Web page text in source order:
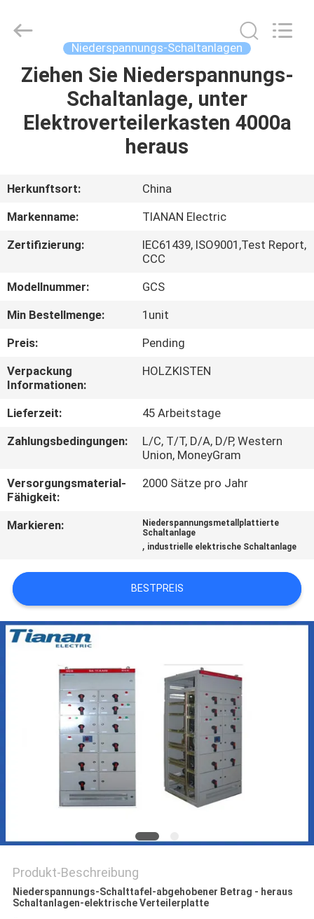
HAUS
PRODUKTE
SHOW
UNS
AUSFLUG
QUALITÄTSKONTROLLE
TRETEN
SIE
UNS
VERBINDUNG
NACHRICHTEN
FORDERN
SIE EIN
ZITAT
SITEMAP
PRIVACY
POLICY
(Group)
Co.,Ltd..
Niederspannungs-Schaltanlagen
Ziehen Sie Niederspannungs-
Schaltanlage, unter
Elektroverteilerkasten 4000a
heraus
Herkunftsort:
China
Markenname:
TIANAN Electric
Zertifizierung:
IEC61439, ISO9001,Test Report,
CCC
Modellnummer:
GCS
Min Bestellmenge:
1unit
Preis:
Pending
Verpackung
Informationen:
HOLZKISTEN
Lieferzeit:
45 Arbeitstage
Zahlungsbedingungen:
L/C, T/T, D/A, D/P, Western
Union, MoneyGram
Versorgungsmaterial-
Fähigkeit:
2000 Sätze pro Jahr
Markieren:
Niederspannungsmetallplattierte
Schaltanlage
, industrielle elektrische Schaltanlage
BESTPREIS
Produkt-Beschreibung
Niederspannungs-Schalttafel-abgehobener Betrag - heraus
Schaltanlagen-elektrische Verteilerplatte